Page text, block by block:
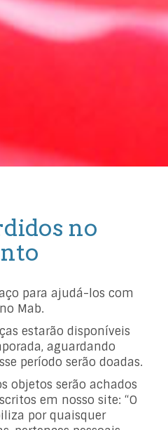
no
para ajudá-los com
Mab.
estarão disponíveis
aguardando
período serão doadas.
objetos serão achados
em nosso site: “O
por quaisquer